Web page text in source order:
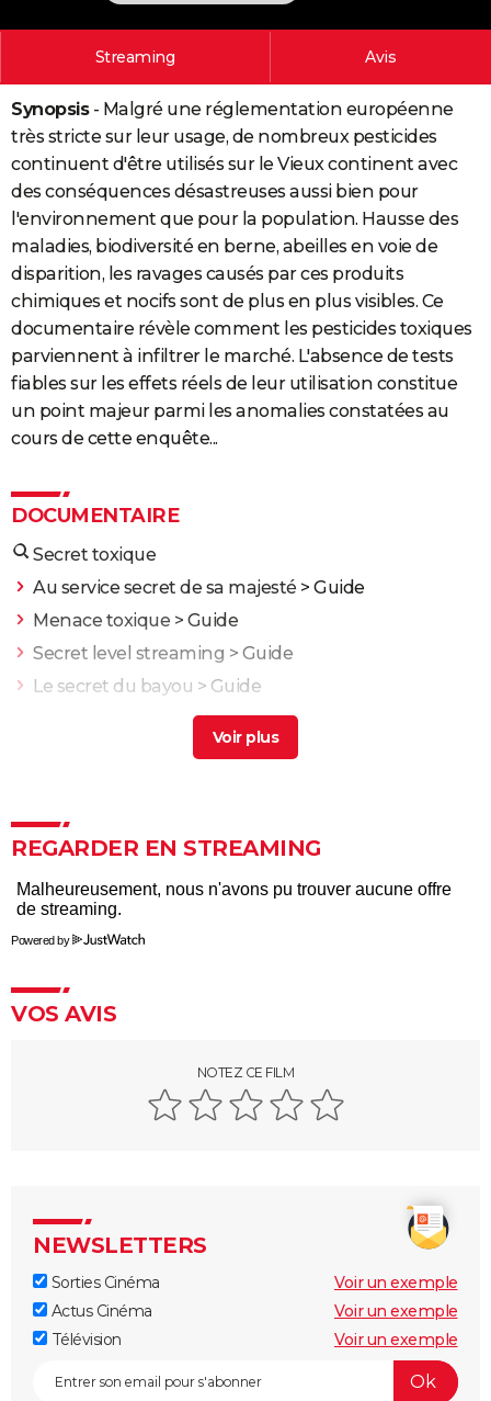
PHOTO
BONS PLANS
CARTE DE VOEUX
Carte de Noël
Carte Bonne année
Carte Saint-Valentin
Carte Pâques
Carte d'anniversaire
DICTIONNAIRE
Dictionnaire
Biographies
Citations
Expressions
Proverbes
PROGRAMME TV
COPAINS D'AVANT
S'inscrire
Se connecter
Lycées
Collèges
Primaires
Universités
Entreprises
Service militaire
Avis de recherche
AVIS DE DÉCÈS
FORUM
Bricolage
Lifestyle
Culture
Sport
Auto
Television
Voyage
Cinema
Streaming Avis
Synopsis- Malgré une réglementation européenne
très stricte sur leur usage, de nombreux pesticides
continuent d'être utilisés sur le Vieux continent avec
des conséquences désastreuses aussi bien pour
l'environnement que pour la population. Hausse des
maladies, biodiversité en berne, abeilles en voie de
disparition, les ravages causés par ces produits
chimiques et nocifs sont de plus en plus visibles. Ce
documentaire révèle comment les pesticides toxiques
parviennent à infiltrer le marché. L'absence de tests
fiables sur les effets réels de leur utilisation constitue
un point majeur parmi les anomalies constatées au
cours de cette enquête...
DOCUMENTAIRE
Secret toxique
Au service secret de sa majesté > Guide
Menace toxique > Guide
Secret level streaming > Guide
Le secret du bayou > Guide
Le secret de terabithia> Guide
J'irai dormir à Hollywood
La Marche de l'Empereur
Blackfish
Etre et avoir
Adolescentes
Fahrenheit 9/11
La Planète bleue
Bowling for Columbine
Une Vérité qui dérange
Salam
Microcosmos, le peuple de l'herbe
Lost in la Mancha
REGARDER EN STREAMING
Powered by
VOS AVIS
NOTEZ CE FILM
NEWSLETTERS
Sorties Cinéma
Voir un exemple
Actus Cinéma
Voir un exemple
Télévision
Voir un exemple